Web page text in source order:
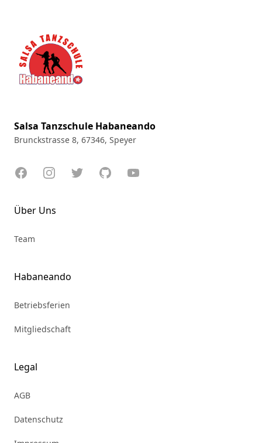
Salsa Tanzschule Habaneando
Brunckstrasse 8, 67346, Speyer
FacebookInstagramTwitterGitHubYouTube
Über Uns
Team
Habaneando
Betriebsferien
Mitgliedschaft
Legal
AGB
Datenschutz